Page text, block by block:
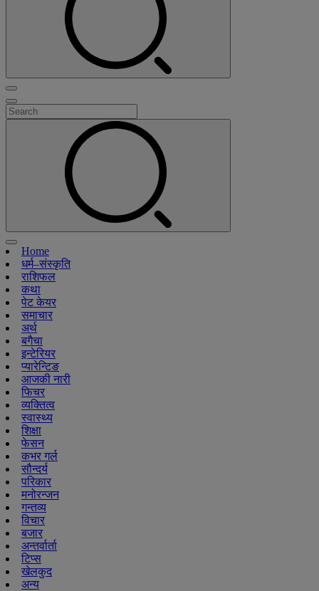
Home
धर्म–संस्कृति
राशिफल
कथा
पेट केयर
समाचार
अर्थ
बगैचा
इन्टेरियर
प्यारेन्टिङ
आजकी नारी
फिचर
व्यक्तित्व
स्वास्थ्य
शिक्षा
फेसन
कभर गर्ल
सौन्दर्य
परिकार
मनोरन्जन
गन्तव्य
विचार
बजार
अन्तर्वार्ता
टिप्स
खेलकुद
अन्य